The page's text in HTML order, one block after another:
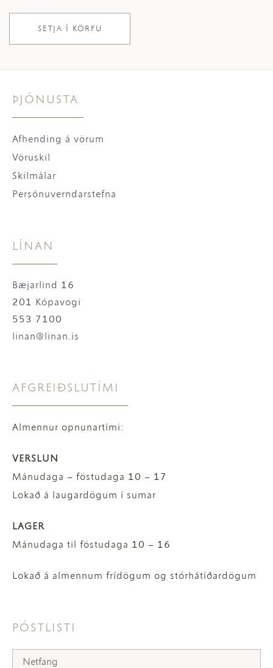
SETJA Í KÖRFU
ÞJÓNUSTA
Afhending á vörum
Vöruskil
Skilmálar
Persónuverndarstefna
LÍNAN
Bæjarlind 16
201 Kópavogi
553 7100
linan@linan.is
AFGREIÐSLUTÍMI
Almennur opnunartími:
VERSLUN
Mánudaga – föstudaga 10 – 17
Lokað á laugardögum í sumar
LAGER
Mánudaga til föstudaga 10 – 16
Lokað á almennum frídögum og stórhátíðardögum
PÓSTLISTI